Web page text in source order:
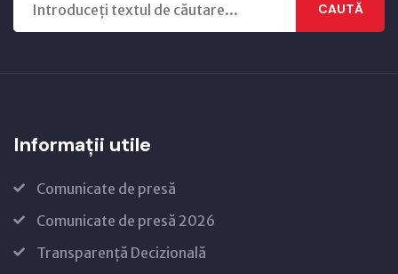
CAUTĂ
Informații utile
Comunicate de presă
Comunicate de presă 2026
Transparență Decizională